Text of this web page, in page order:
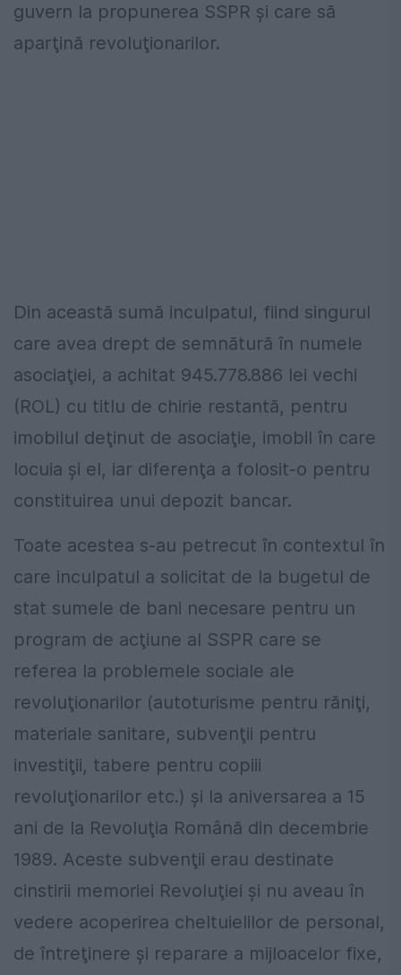
guvern la propunerea SSPR şi care să
aparţină revoluţionarilor.
Din această sumă inculpatul, fiind singurul
care avea drept de semnătură în numele
asociaţiei, a achitat 945.778.886 lei vechi
(ROL) cu titlu de chirie restantă, pentru
imobilul deţinut de asociaţie, imobil în care
locuia şi el, iar diferenţa a folosit-o pentru
constituirea unui depozit bancar.
Toate acestea s-au petrecut în contextul în
care inculpatul a solicitat de la bugetul de
stat sumele de bani necesare pentru un
program de acţiune al SSPR care se
referea la problemele sociale ale
revoluţionarilor (autoturisme pentru răniţi,
materiale sanitare, subvenţii pentru
investiţii, tabere pentru copiii
revoluţionarilor etc.) şi la aniversarea a 15
ani de la Revoluţia Română din decembrie
1989. Aceste subvenţii erau destinate
cinstirii memoriei Revoluţiei şi nu aveau în
vedere acoperirea cheltuielilor de personal,
de întreţinere şi reparare a mijloacelor fixe,